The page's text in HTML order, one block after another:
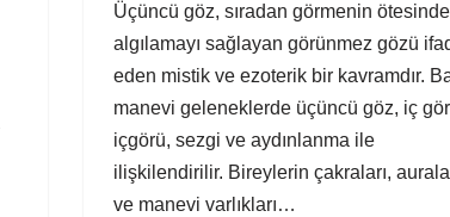
Üçüncü göz, sıradan görmenin ötesinde
algılamayı sağlayan görünmez gözü
eden mistik ve ezoterik bir kavramdır.
manevi geleneklerde üçüncü göz, iç
içgörü, sezgi ve aydınlanma ile
ilişkilendirilir. Bireylerin çakraları,
ve manevi varlıkları…